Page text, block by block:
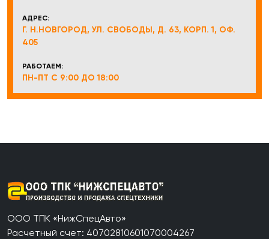
АДРЕС:
Г. Н.НОВГОРОД, УЛ. СВОБОДЫ, Д. 63, КОРП. 1, ОФ.
405
РАБОТАЕМ:
ПН-ПТ С 9:00 ДО 18:00
ООО ТПК «НижСпецАвто»
Расчетный счет: 40702810601070004267